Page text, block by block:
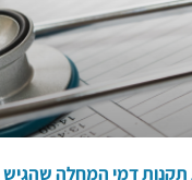
דמי המחלה